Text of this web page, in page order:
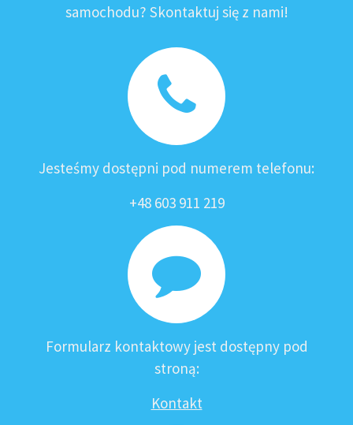
samochodu? Skontaktuj się z nami!
Jesteśmy dostępni pod numerem telefonu:
+48 603 911 219
Formularz kontaktowy jest dostępny pod
stroną:
Kontakt